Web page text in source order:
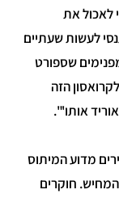
לאכול את
ואח"כ תנסי לעשות שעתיים
שספורט
הזה
אותו'".
מדוע המיתוס
חוקרים